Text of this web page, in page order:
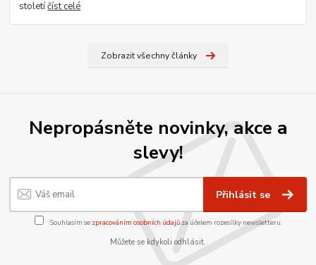
stoletíčíst celé
Zobrazit všechny články
Nepropásněte novinky, akce a
slevy!
Přihlásit se
Souhlasím se zpracováním osobních údajůza účelem rozesílky newsletteru.
Můžete se kdykoli odhlásit.